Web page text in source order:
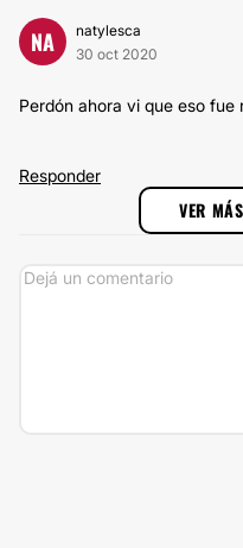
NA
natylesca
30 oct 2020
Perdón ahora vi que eso fue
Responder
VER